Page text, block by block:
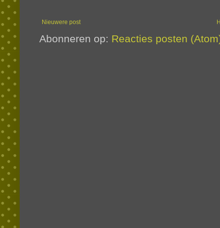
Nieuwere post
Abonneren op: Reacties posten